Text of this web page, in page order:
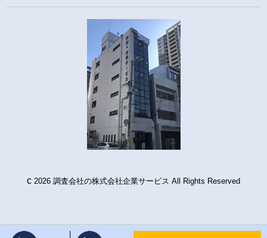
c 2026 調査会社の株式会社企業サービス All Rights Reserved